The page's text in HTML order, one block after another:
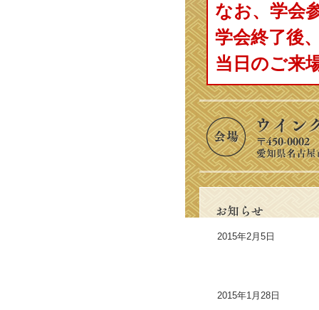
なお、学会
学会終了後
当日のご来
2015年2月5日
2015年1月28日